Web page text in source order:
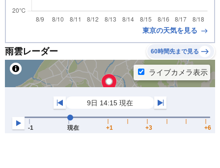
東京の天気を見る
雨雲レーダー 60時間先まで見る